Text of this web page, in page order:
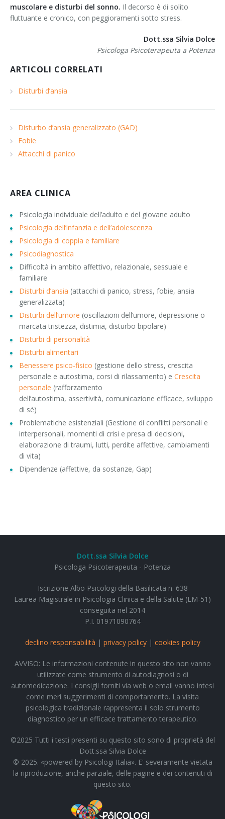
muscolare e disturbi del sonno. Il decorso è di solito
fluttuante e cronico, con peggioramenti sotto stress.
Dott.ssa Silvia Dolce
Psicologa Psicoterapeuta a Potenza
ARTICOLI CORRELATI
Disturbi d’ansia
Disturbo d’ansia generalizzato (GAD)
Fobie
Attacchi di panico
AREA CLINICA
Psicologia individuale dell’adulto e del giovane adulto
Psicologia dell’infanzia e dell’adolescenza
Psicologia di coppia e familiare
Psicodiagnostica
Difficoltà in ambito affettivo, relazionale, sessuale e
familiare
Disturbi d’ansia (attacchi di panico, stress, fobie, ansia
generalizzata)
Disturbi dell’umore (oscillazioni dell’umore, depressione o
marcata tristezza, distimia, disturbo bipolare)
Disturbi di personalità
Disturbi alimentari
Benessere psico-fisico (gestione dello stress, crescita
personale e autostima, corsi di rilassamento) e Crescita
personale (rafforzamento
dell’autostima, assertività, comunicazione efficace, sviluppo
di sé)
Problematiche esistenziali (Gestione di conflitti personali e
interpersonali, momenti di crisi e presa di decisioni,
elaborazione di traumi, lutti, perdite affettive, cambiamenti
di vita)
Dipendenze (affettive, da sostanze, Gap)
Dott.ssa Silvia Dolce
Psicologa Psicoterapeuta - Potenza
Iscrizione Albo Psicologi della Basilicata n. 638
Laurea Magistrale in Psicologia Clinica e della Salute (LM-51)
conseguita nel 2014
P.I. 01971090764
declino responsabilità | privacy policy| cookies policy
AVVISO: Le informazioni contenute in questo sito non vanno
utilizzate come strumento di autodiagnosi o di
automedicazione. I consigli forniti via web o email vanno intesi
come meri suggerimenti di comportamento. La visita
psicologica tradizionale rappresenta il solo strumento
diagnostico per un efficace trattamento terapeutico.
©2025 Tutti i testi presenti su questo sito sono di proprietà del
Dott.ssa Silvia Dolce
© 2025. «powered by Psicologi Italia». E' severamente vietata
la riproduzione, anche parziale, delle pagine e dei contenuti di
questo sito.